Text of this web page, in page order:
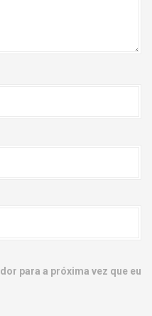
para a próxima vez que eu